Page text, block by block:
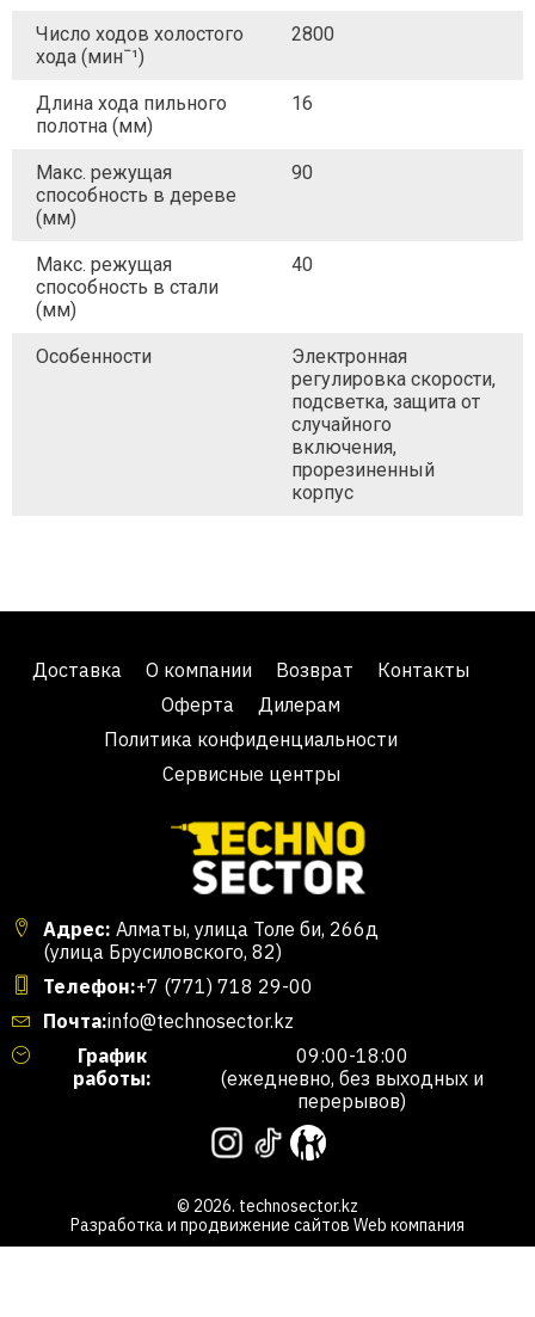
Число ходов холостого
хода (минˉ¹)
2800
Длина хода пильного
полотна (мм)
16
Макс. режущая
способность в дереве
(мм)
90
Макс. режущая
способность в стали
(мм)
40
Особенности
Электронная
регулировка скорости,
подсветка, защита от
случайного
включения,
прорезиненный
корпус
Доставка О компании Возврат
Контакты
Оферта
Дилерам
Политика конфиденциальности
Сервисные центры
Адрес: Алматы, улица Толе би, 266д
(улица Брусиловского, 82)
Телефон:+7 (771) 718 29-00
Почта:info@technosector.kz
График
работы:
09:00-18:00
(ежедневно, без выходных и
перерывов)
© 2026. technosector.kz
Разработка и продвижение сайтов Web компания